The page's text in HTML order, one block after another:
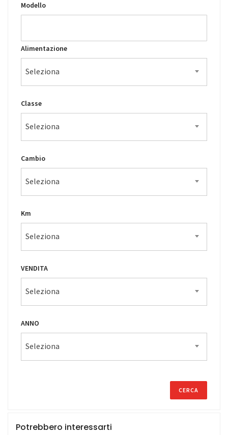
Modello
Alimentazione
Seleziona
Classe
Seleziona
Cambio
Seleziona
Km
Seleziona
VENDITA
Seleziona
ANNO
Seleziona
Potrebbero interessarti